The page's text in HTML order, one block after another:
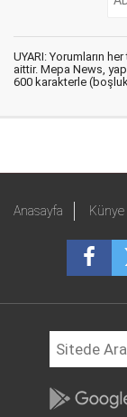
UYARI: Yorumların
aittir. Mepa News,
600 karakterle
Anasayfa Künye